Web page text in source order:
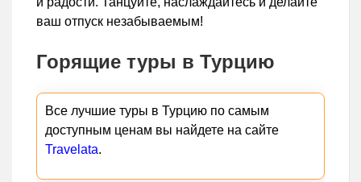
ваш отпуск незабываемым!
Горящие туры в Турцию
Все лучшие туры в Турцию по самым
доступным ценам вы найдете на сайте
Travelata.